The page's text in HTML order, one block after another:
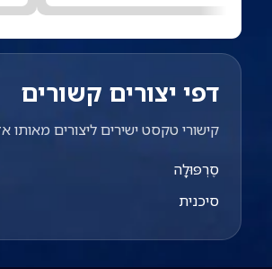
דפי יצורים קשורים
קישורי טקסט ישירים ליצורים מאותו
סֶרְפּוּלָה
סיכנית